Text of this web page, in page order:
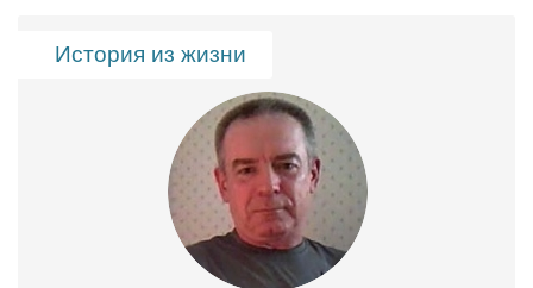
История из жизни